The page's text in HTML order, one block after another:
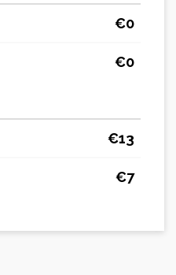
€0
€0
€13
€7